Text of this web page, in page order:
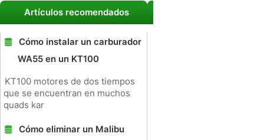
Artículos recomendados
Cómo instalar un carburador
WA55 en un KT100
KT100 motores de dos tiempos
que se encuentran en muchos
quads kar
Cómo eliminar un Malibu